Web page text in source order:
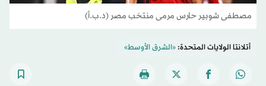
مصطفى شوبير حارس مرمى منتخب مصر (د.ب.أ)
أتلانتا الولايات المتحدة:«الشرق الأوسط»